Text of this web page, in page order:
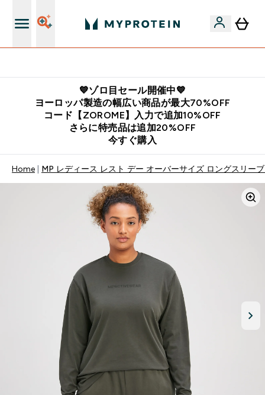
💙ゾロ目セール開催中💙
ヨーロッパ製造の幅広い商品が最大70%OFF
コード【ZOROME】入力で追加10%OFF
さらに特売品は追加20%OFF
今すぐ購入
Home MP レディース レスト デー オーバーサイズ ロングスリー